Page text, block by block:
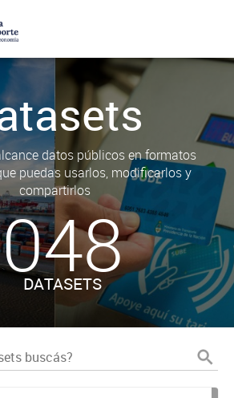
datos públicos en formatos
puedas usarlos, modificarlos y
compartirlos
048
DATASETS